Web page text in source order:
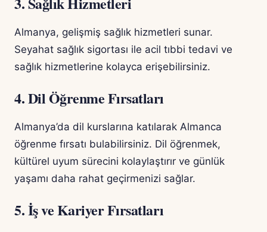
Almanya, gelişmiş sağlık hizmetleri sunar.
Seyahat sağlık sigortası ile acil tıbbi tedavi ve
sağlık hizmetlerine kolayca erişebilirsiniz.
4. Dil Öğrenme Fırsatları
Almanya’da dil kurslarına katılarak Almanca
öğrenme fırsatı bulabilirsiniz. Dil öğrenmek,
kültürel uyum sürecini kolaylaştırır ve günlük
yaşamı daha rahat geçirmenizi sağlar.
5. İş ve Kariyer Fırsatları